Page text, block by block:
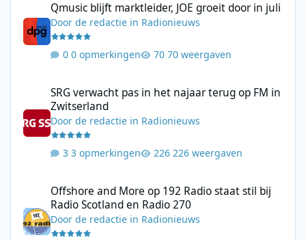
Qmusic blijft marktleider, JOE groeit door in juli
Doorde redactie in Radionieuws
0 opmerkingen 70 weergaven
SRG verwacht pas in het najaar terug op FM in
Zwitserland
Doorde redactie in Radionieuws
3 opmerkingen 226 weergaven
Offshore and More op 192 Radio staat stil bij
Radio Scotland en Radio 270
Doorde redactie in Radionieuws